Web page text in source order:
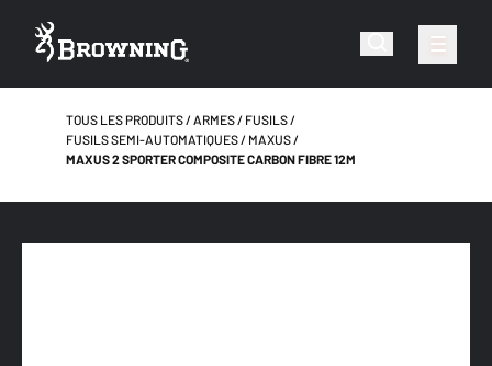
TOUS LES PRODUITS ARMES
FUSILS
FUSILS SEMI-AUTOMATIQUES
MAXUS
MAXUS 2 SPORTER COMPOSITE CARBON FIBRE 12M